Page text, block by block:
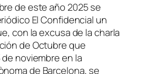
de este año 2025 se
El Confidencial un
con la excusa de la charla
de Octubre que
de noviembre en la
de Barcelona, se